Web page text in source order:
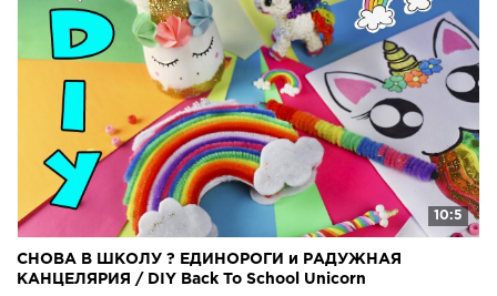
10:5
СНОВА В ШКОЛУ ? ЕДИНОРОГИ и РАДУЖНАЯ
КАНЦЕЛЯРИЯ / DIY Back To School Unicorn